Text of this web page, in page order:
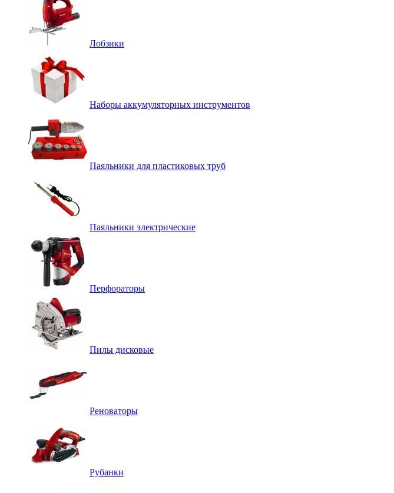
Лобзики
Наборы аккумуляторных инструментов
Паяльники для пластиковых труб
Паяльники электрические
Перфораторы
Пилы дисковые
Реноваторы
Рубанки